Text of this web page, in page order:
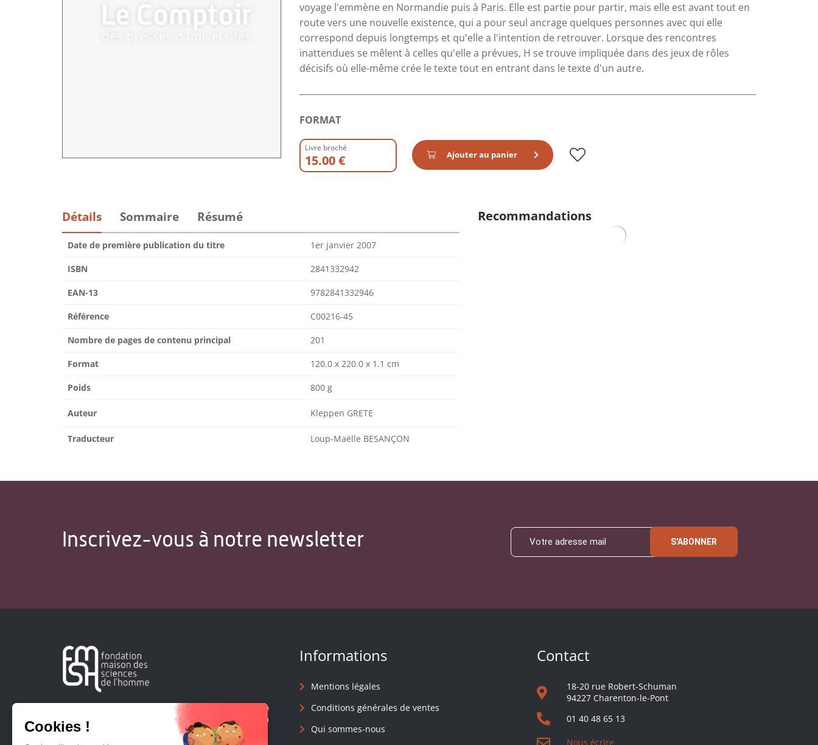
voyage l'emmène en Normandie puis à Paris. Elle est partie pour partir, mais elle est avant tout en
route vers une nouvelle existence, qui a pour seul ancrage quelques personnes avec qui elle
correspond depuis longtemps et qu'elle a l'intention de retrouver. Lorsque des rencontres
inattendues se mêlent à celles qu'elle a prévues, H se trouve impliquée dans des jeux de rôles
décisifs où elle-même crée le texte tout en entrant dans le texte d'un autre.
FORMAT
Livre broché
15.00 € Ajouter au panier
Détails Sommaire Résumé
Date de première publication du titre 1er janvier 2007
ISBN 2841332942
EAN-13 9782841332946
Référence C00216-45
Nombre de pages de contenu principal 201
Format 120.0 x 220.0 x 1.1 cm
Poids 800 g
Auteur Kleppen GRETE
Traducteur Loup-Maëlle BESANÇON
Recommandations
Inscrivez-vous à notre newsletter S'ABONNER
Créée en 1963, la Fondation Maison Sciences de l'Homme
soutient la recherche et la diffusion des connaissances en
sciences humaines et sociales.
Informations
Mentions légales
Conditions générales de ventes
Qui sommes-nous
Contact
18-20 rue Robert-Schuman
94227 Charenton-le-Pont
01 40 48 65 13
Nous écrire